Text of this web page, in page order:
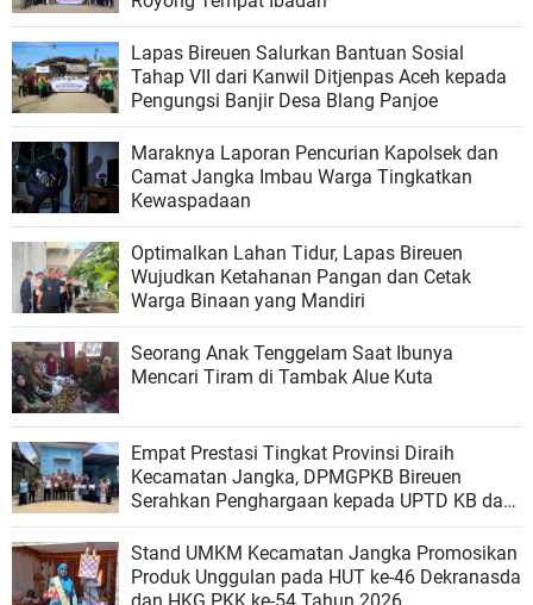
Lapas Bireuen Salurkan Bantuan Sosial
Tahap VII dari Kanwil Ditjenpas Aceh kepada
Pengungsi Banjir Desa Blang Panjoe
Maraknya Laporan Pencurian Kapolsek dan
Camat Jangka Imbau Warga Tingkatkan
Kewaspadaan
Optimalkan Lahan Tidur, Lapas Bireuen
Wujudkan Ketahanan Pangan dan Cetak
Warga Binaan yang Mandiri
Seorang Anak Tenggelam Saat Ibunya
Mencari Tiram di Tambak Alue Kuta
Empat Prestasi Tingkat Provinsi Diraih
Kecamatan Jangka, DPMGPKB Bireuen
Serahkan Penghargaan kepada UPTD KB dan
Kader Berprestasi
Stand UMKM Kecamatan Jangka Promosikan
Produk Unggulan pada HUT ke-46 Dekranasda